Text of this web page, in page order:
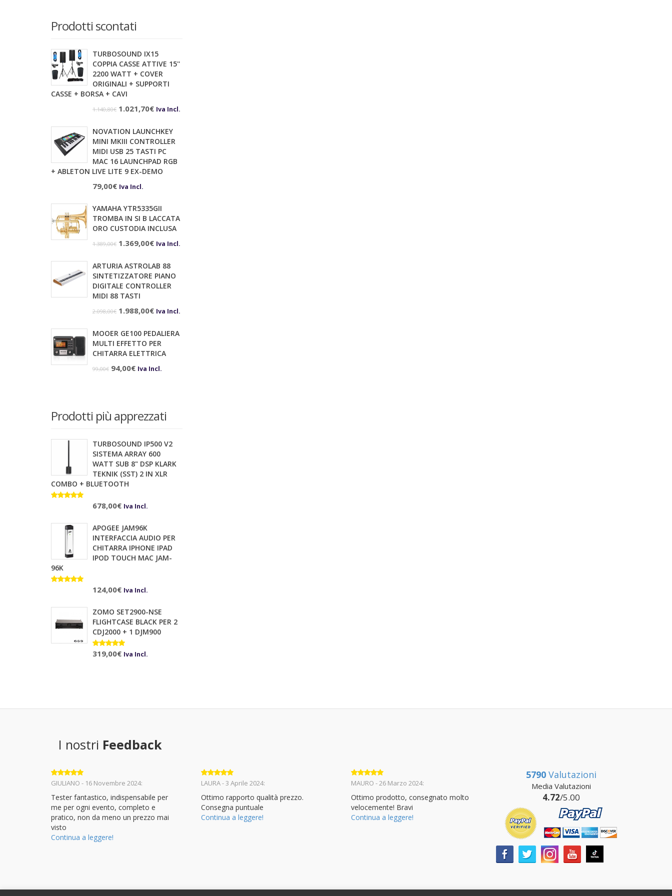
Prodotti scontati
TURBOSOUND IX15
COPPIA CASSE ATTIVE 15''
2200 WATT + COVER
ORIGINALI + SUPPORTI
CASSE + BORSA + CAVI
1.140,80€ Il
originale
era:
1.140,80€.
1.021,70€Il
attuale
è:
1.021,70€.
Iva Incl.
NOVATION LAUNCHKEY
MINI MKIII CONTROLLER
MIDI USB 25 TASTI PC
MAC 16 LAUNCHPAD RGB
+ ABLETON LIVE LITE 9 EX-DEMO
79,00€ Iva Incl.
YAMAHA YTR5335GII
TROMBA IN SI B LACCATA
ORO CUSTODIA INCLUSA
1.389,00€ Il
originale
era:
1.389,00€.
1.369,00€Il
attuale
è:
Iva Incl.
ARTURIA ASTROLAB 88
SINTETIZZATORE PIANO
DIGITALE CONTROLLER
MIDI 88 TASTI
2.098,00€ Il
originale
era:
2.098,00€.
1.988,00€Il
attuale
è:
1.988,00€.
Iva Incl.
MOOER GE100 PEDALIERA
MULTI EFFETTO PER
CHITARRA ELETTRICA
99,00€ Il
99,00€.
94,00€Il
94,00€.
Iva Incl.
Prodotti più apprezzati
TURBOSOUND IP500 V2
SISTEMA ARRAY 600
WATT SUB 8" DSP KLARK
TEKNIK (SST) 2 IN XLR
COMBO + BLUETOOTH
10.00su 5
678,00€ Iva Incl.
APOGEE JAM96K
INTERFACCIA AUDIO PER
CHITARRA IPHONE IPAD
IPOD TOUCH MAC JAM-
96K
124,00€ Iva Incl.
ZOMO SET2900-NSE
FLIGHTCASE BLACK PER 2
CDJ2000 + 1 DJM900
Valutato
5.00su 5
319,00€ Iva Incl.
I nostri Feedback
Valutato 5
GIULIANO - 16 Novembre 2024:
Tester fantastico, indispensabile per
me per ogni evento, completo e
pratico, non da meno un prezzo mai
visto
Continua a leggere!
Valutato 5
LAURA - 3 Aprile 2024:
Ottimo rapporto qualità prezzo.
Consegna puntuale
Continua a leggere!
Valutato5
MAURO - 26 Marzo 2024:
Ottimo prodotto, consegnato molto
velocemente! Bravi
Continua a leggere!
5790Valutazioni
Media Valutazioni
4.72/5.00